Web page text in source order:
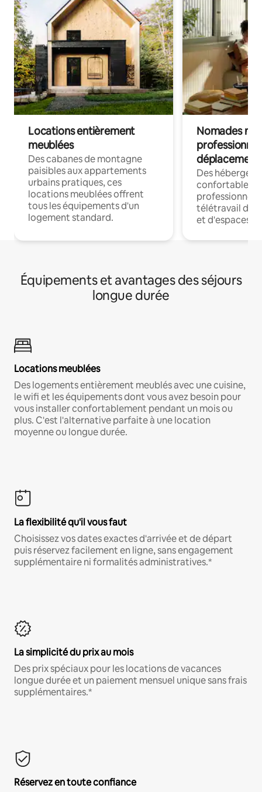
Locations entièrement
meublées
Des cabanes de montagne
paisibles aux appartements
urbains pratiques, ces
locations meublées offrent
tous les équipements d'un
logement standard.
Nomades
déplacement
Des
confortables
professionnels
télétravail
et d'espaces
Équipements et avantages des séjours
longue durée
Locations meublées
Des logements entièrement meublés avec une cuisine,
le wifi et les équipements dont vous avez besoin pour
vous installer confortablement pendant un mois ou
plus. C'est l'alternative parfaite à une location
moyenne ou longue durée.
La flexibilité qu'il vous faut
Choisissez vos dates exactes d'arrivée et de départ
puis réservez facilement en ligne, sans engagement
supplémentaire ni formalités administratives.*
La simplicité du prix au mois
Des prix spéciaux pour les locations de vacances
longue durée et un paiement mensuel unique sans frais
supplémentaires.*
Réservez en toute confiance